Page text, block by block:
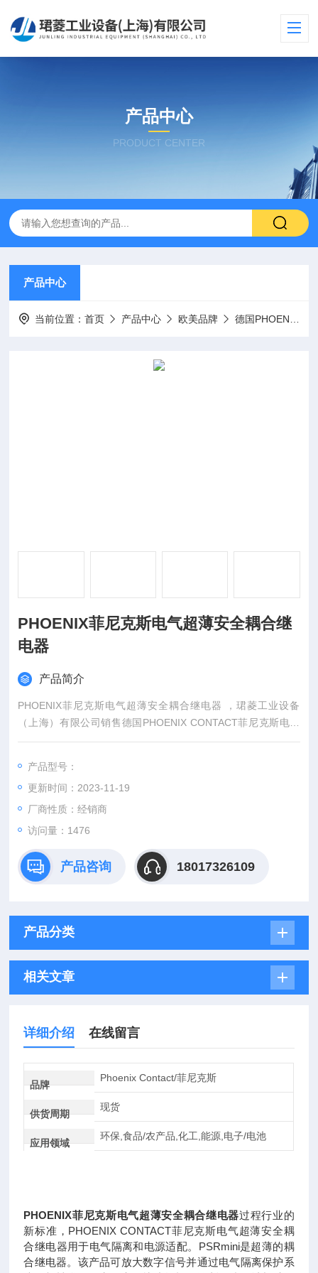
产品中心
PRODUCT CENTER
产品中心
当前位置：首页 产品中心 欧美品牌 德国PHOENIX菲尼克斯
PHOENIX菲尼克斯电气超薄安全耦合继
电器
产品简介
PHOENIX菲尼克斯电气超薄安全耦合继电器 ，珺菱工业设备
（上海）有限公司销售德国PHOENIX CONTACT菲尼克斯电气
全系列产品，部分菲尼克斯型号库存现货，价格好，PHOENIX
产品型号：
更新时间：2023-11-19
厂商性质：经销商
访问量：1476
产品咨询 18017326109
产品分类
相关文章
详细介绍 在线留言
品牌
Phoenix Contact/菲尼克斯
供货周期
现货
应用领域
环保,食品/农产品,化工,能源,电子/电池
PHOENIX菲尼克斯电气超薄安全耦合继电器过程行业的
新标准，PHOENIX CONTACT菲尼克斯电气超薄安全耦
合继电器用于电气隔离和电源适配。PSRmini是超薄的耦
合继电器。该产品可放大数字信号并通过电气隔离保护系